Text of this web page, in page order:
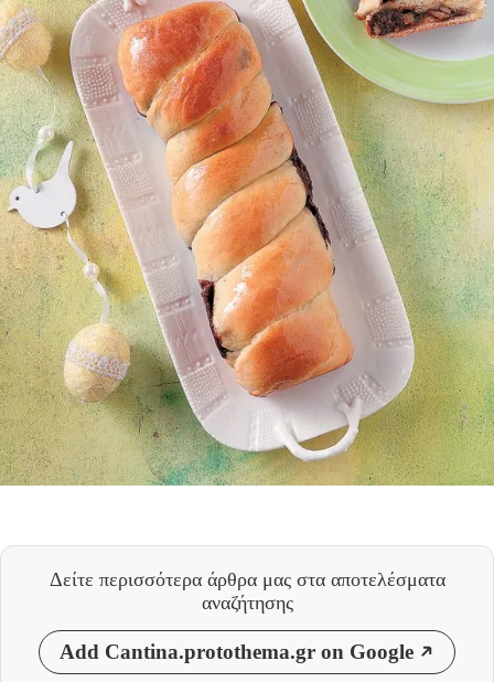
Δείτε περισσότερα άρθρα μας στα αποτελέσματα
αναζήτησης
Add Cantina.protothema.gr on Google